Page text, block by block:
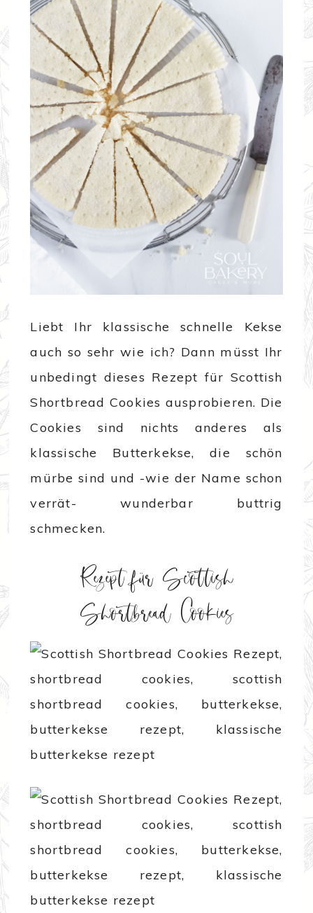
Liebt Ihr klassische schnelle Kekse
auch so sehr wie ich? Dann müsst Ihr
unbedingt dieses Rezept für Scottish
Shortbread Cookies ausprobieren. Die
Cookies sind nichts anderes als
klassische Butterkekse, die schön
mürbe sind und -wie der Name schon
verrät- wunderbar buttrig
schmecken.
Rezept für Scottish
Shortbread Cookies